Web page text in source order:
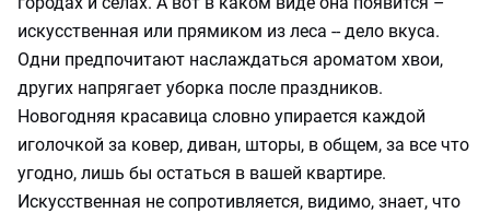
искусственная или прямиком из леса -- дело вкуса.
Одни предпочитают наслаждаться ароматом хвои,
других напрягает уборка после праздников.
Новогодняя красавица словно упирается каждой
иголочкой за ковер, диван, шторы, в общем, за все что
угодно, лишь бы остаться в вашей квартире.
Искусственная не сопротивляется, видимо, знает, что